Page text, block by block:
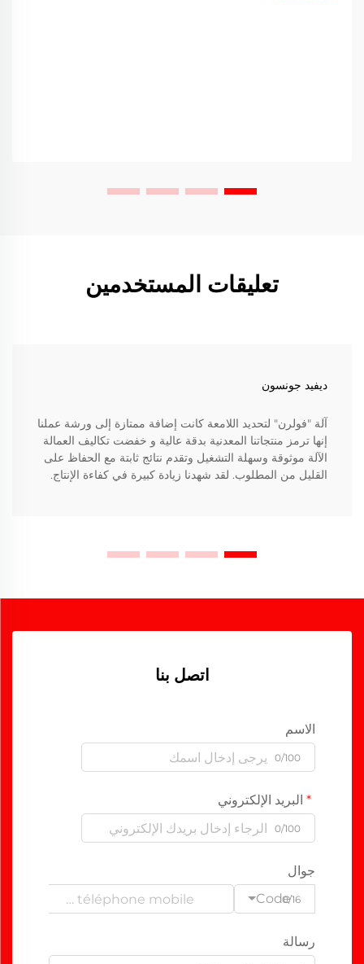
تعليقات المستخدمين
ديفيد جونسون
آلة "فولرن" لتحديد اللامعة كانت إضافة ممتازة إلى ورشة عملنا
إنها ترمز منتجاتنا المعدنية بدقة عالية و خفضت تكاليف العمالة
الآلة موثوقة وسهلة التشغيل وتقدم نتائج ثابتة مع الحفاظ على
القليل من المطلوب. لقد شهدنا زيادة كبيرة في كفاءة الإنتاج.
اتصل بنا
الاسم
0/100
البريد الإلكتروني
0/100
جوال
Code0/16
رسالة